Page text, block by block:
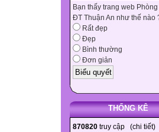
Bạn thấy trang web
ĐT Thuận An như thế nào
Rất đẹp
Đẹp
Bình thường
Đơn giản
THỐNG KÊ
870820 truy cập (chi tiết)